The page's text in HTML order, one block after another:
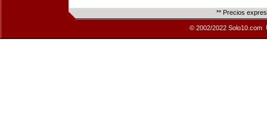
** Precios
© 2002/2022 Solo10.com